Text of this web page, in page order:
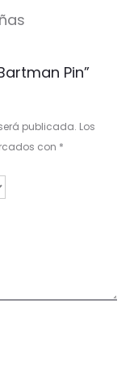
Pin”
publicada. Los
con *